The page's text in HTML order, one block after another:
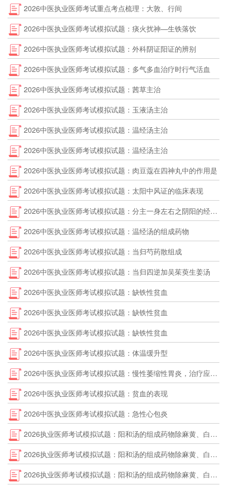
2026中医执业医师考试重点考点梳理：大敦、行间
2026中医执业医师考试模拟试题：痰火扰神—生铁落饮
2026中医执业医师考试模拟试题：外科阴证阳证的辨别
2026中医执业医师考试模拟试题：多气多血治疗时行气活血
2026中医执业医师考试模拟试题：茜草主治
2026中医执业医师考试模拟试题：玉液汤主治
2026中医执业医师考试模拟试题：温经汤主治
2026中医执业医师考试模拟试题：温经汤主治
2026中医执业医师考试模拟试题：肉豆蔻在四神丸中的作用是
2026中医执业医师考试模拟试题：太阳中风证的临床表现
2026中医执业医师考试模拟试题：分主一身左右之阴阳的经脉是
2026中医执业医师考试模拟试题：温经汤的组成药物
2026中医执业医师考试模拟试题：当归芍药散组成
2026中医执业医师考试模拟试题：当归四逆加吴茱萸生姜汤
2026中医执业医师考试模拟试题：缺铁性贫血
2026中医执业医师考试模拟试题：缺铁性贫血
2026中医执业医师考试模拟试题：缺铁性贫血
2026中医执业医师考试模拟试题：体温缓升型
2026中医执业医师考试模拟试题：慢性萎缩性胃炎，治疗应用质子泵抑制剂
2026中医执业医师考试模拟试题：贫血的表现
2026中医执业医师考试模拟试题：急性心包炎
2026执业医师考试模拟试题：阳和汤的组成药物除麻黄、白芥子外，其余是
2026执业医师考试模拟试题：阳和汤的组成药物除麻黄、白芥子外，其余是
2026执业医师考试模拟试题：阳和汤的组成药物除麻黄、白芥子外，其余是